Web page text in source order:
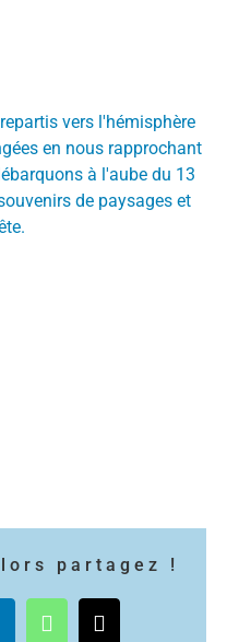
vers l'hémisphère
en nous rapprochant
à l'aube du 13
de paysages et
partagez !
WhatsApp
Email